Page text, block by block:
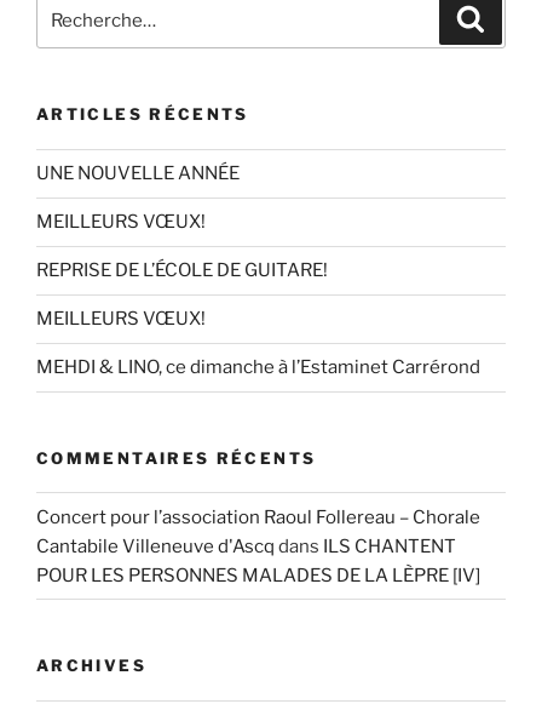
pour
ARTICLES RÉCENTS
UNE NOUVELLE ANNÉE
MEILLEURS VŒUX!
REPRISE DE L’ÉCOLE DE GUITARE!
MEILLEURS VŒUX!
MEHDI & LINO, ce dimanche à l’Estaminet Carrérond
COMMENTAIRES RÉCENTS
Concert pour l’association Raoul Follereau – Chorale
Cantabile Villeneuve d'Ascq dans ILS CHANTENT
POUR LES PERSONNES MALADES DE LA LÈPRE [IV]
ARCHIVES